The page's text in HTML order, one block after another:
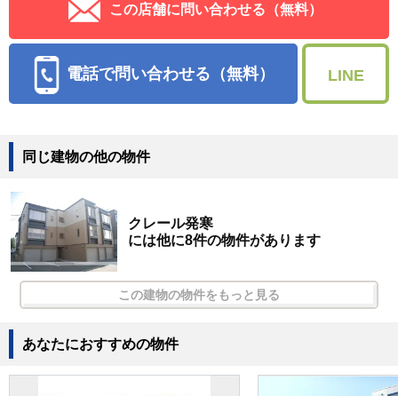
この店舗に問い合わせる（無料）
電話で問い合わせる（無料） LINE
同じ建物の他の物件
クレール発寒
には他に8件の物件があります
この建物の物件をもっと見る
あなたにおすすめの物件